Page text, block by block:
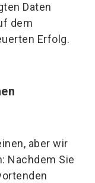
Daten
dem
Erfolg.
aber wir
Nachdem Sie